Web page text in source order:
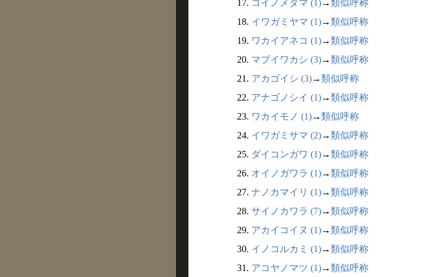
17. コイノメダマ (1)→類似呼称
18. イワガミヤマ (1)→類似呼称
19. ワカイアネコ (1)→類似呼称
20. マブイワカシ (3)→類似呼称
21. アカゴイシ (3)→類似呼称
22. アナゴノシイ (1)→類似呼称
23. ワカイモノ (1)→類似呼称
24. イワガミサマ (2)→類似呼称
25. ダイコンガワ (1)→類似呼称
26. オイノガワラ (1)→類似呼称
27. ナノカマイリ (1)→類似呼称
28. サイノカワラ (7)→類似呼称
29. アカイコイヌ (1)→類似呼称
30. イノコルカミ (1)→類似呼称
31. アコヤノマツ (1)→類似呼称